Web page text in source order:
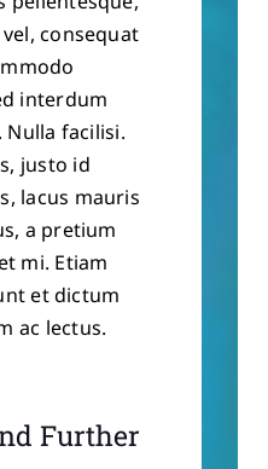
consequat
interdum
Nulla facilisi.
justo id
lacus mauris
a pretium
mi. Etiam
et dictum
ac lectus.
Further